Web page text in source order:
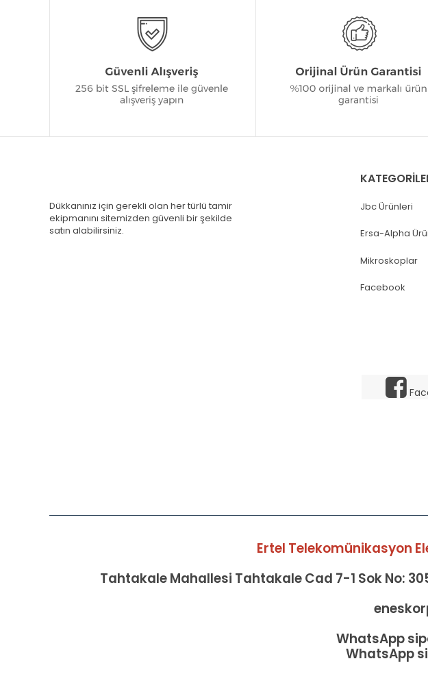
Dükkanınız için gerekli olan her türlü tamir
ekipmanını sitemizden güvenli bir şekilde
satın alabilirsiniz.
Jbc Ürünleri
Ersa-Alpha
Mikroskoplar
Facebook
Ertel Telekomünikasyon
Tahtakale Mahallesi Tahtakale Cad 7-1 Sok No:
WhatsApp
WhatsApp